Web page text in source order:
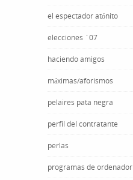
el espectador atónito
elecciones ´07
haciendo amigos
máximas/aforismos
pelaires pata negra
perfil del contratante
perlas
programas de ordenador